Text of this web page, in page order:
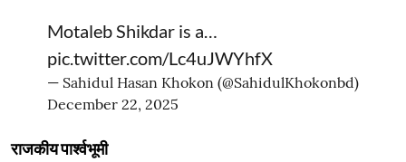
Motaleb Shikdar is a…
pic.twitter.com/Lc4uJWYhfX
— Sahidul Hasan Khokon (@SahidulKhokonbd)
December 22, 2025
राजकीय पार्श्वभूमी